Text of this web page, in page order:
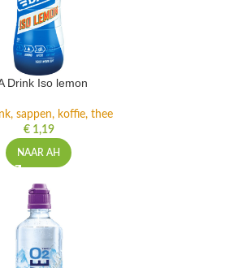
Drink Iso lemon
sappen, koffie, thee
€1,19
NAAR AH